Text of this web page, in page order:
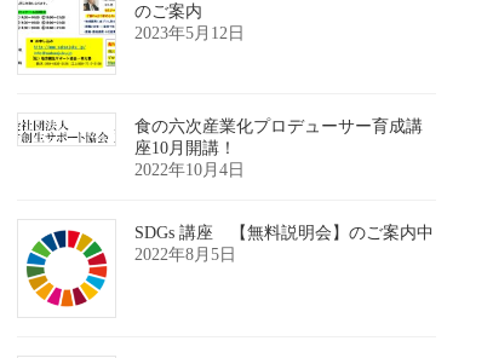
のご案内
2023年5月12日
食の六次産業化プロデューサー育成講
座10月開講！
2022年10月4日
SDGs 講座 【無料説明会】のご案内中
2022年8月5日